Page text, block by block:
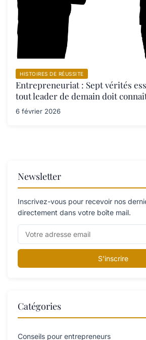
HISTOIRES DE RÉUSSITE
Entrepreneuriat : Sept vérités
tout leader de demain doit
6 février 2026
Newsletter
Inscrivez-vous pour recevoir nos
directement dans votre boîte mail.
S'inscrire
Catégories
Conseils pour entrepreneurs